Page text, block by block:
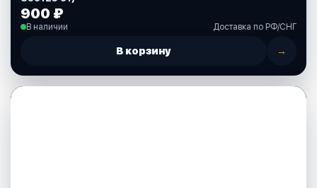
900 ₽
В наличии Доставка по РФ/СНГ
В корзину →